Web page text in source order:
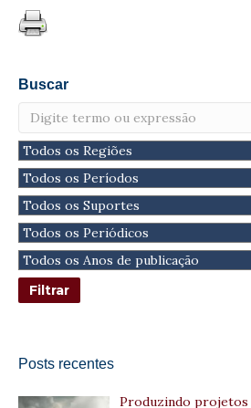
Buscar
Posts recentes
Produzindo projetos